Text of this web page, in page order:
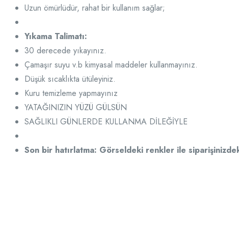
Uzun ömürlüdür, rahat bir kullanım sağlar;
Yıkama Talimatı:
30 derecede yıkayınız.
Çamaşır suyu v.b kimyasal maddeler kullanmayınız.
Düşük sıcaklıkta ütüleyiniz.
Kuru temizleme yapmayınız
YATAĞINIZIN YÜZÜ GÜLSÜN
SAĞLIKLI GÜNLERDE KULLANMA DİLEĞİYLE
Son bir hatırlatma: Görseldeki renkler ile